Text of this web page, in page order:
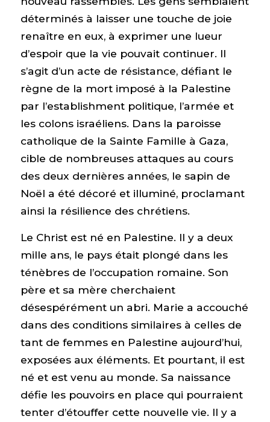
déterminés à laisser une touche de joie
renaître en eux, à exprimer une lueur
d’espoir que la vie pouvait continuer. Il
s’agit d’un acte de résistance, défiant le
règne de la mort imposé à la Palestine
par l’establishment politique, l’armée et
les colons israéliens. Dans la paroisse
catholique de la Sainte Famille à Gaza,
cible de nombreuses attaques au cours
des deux dernières années, le sapin de
Noël a été décoré et illuminé, proclamant
ainsi la résilience des chrétiens.
Le Christ est né en Palestine. Il y a deux
mille ans, le pays était plongé dans les
ténèbres de l’occupation romaine. Son
père et sa mère cherchaient
désespérément un abri. Marie a accouché
dans des conditions similaires à celles de
tant de femmes en Palestine aujourd’hui,
exposées aux éléments. Et pourtant, il est
né et est venu au monde. Sa naissance
défie les pouvoirs en place qui pourraient
tenter d’étouffer cette nouvelle vie. Il y a